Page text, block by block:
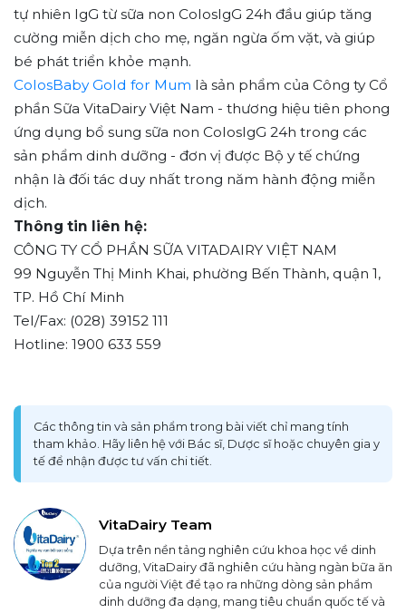
tự nhiên IgG từ sữa non ColosIgG 24h đầu giúp tăng
cường miễn dịch cho mẹ, ngăn ngừa ốm vặt, và giúp
bé phát triển khỏe mạnh.
ColosBaby Gold for Mum là sản phẩm của Công ty Cổ
phần Sữa VitaDairy Việt Nam - thương hiệu tiên phong
ứng dụng bổ sung sữa non ColosIgG 24h trong các
sản phẩm dinh dưỡng - đơn vị được Bộ y tế chứng
nhận là đối tác duy nhất trong năm hành động miễn
dịch.
Thông tin liên hệ:
CÔNG TY CỔ PHẦN SỮA VITADAIRY VIỆT NAM
99 Nguyễn Thị Minh Khai, phường Bến Thành, quận 1,
TP. Hồ Chí Minh
Tel/Fax: (028) 39152 111
Hotline: 1900 633 559
Các thông tin và sản phẩm trong bài viết chỉ mang tính
tham khảo. Hãy liên hệ với Bác sĩ, Dược sĩ hoặc chuyên gia y
tế để nhận được tư vấn chi tiết.
VitaDairy Team
Dựa trên nền tảng nghiên cứu khoa học về dinh
dưỡng, VitaDairy đã nghiên cứu hàng ngàn bữa ăn
của người Việt để tạo ra những dòng sản phẩm
dinh dưỡng đa dạng, mang tiêu chuẩn quốc tế và